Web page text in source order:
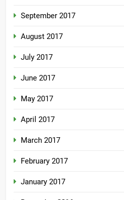
September 2017
August 2017
July 2017
June 2017
May 2017
April 2017
March 2017
February 2017
January 2017